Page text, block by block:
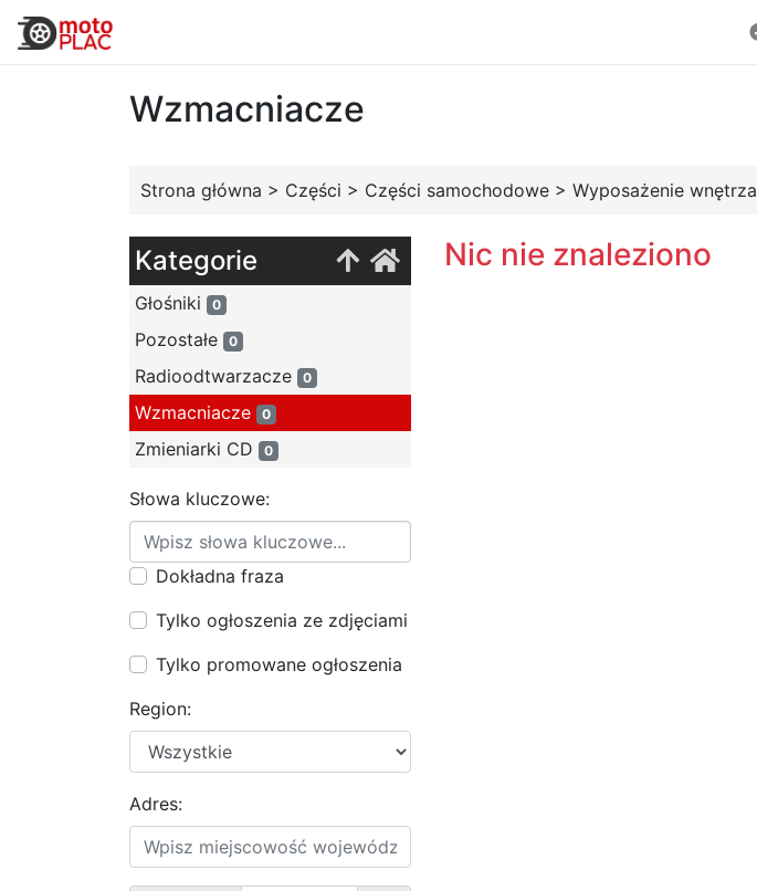
Wzmacniacze
Strona główna > Części > Części samochodowe > Wyposażenie wnętrza
Kategorie
Głośniki 0
Pozostałe 0
Radioodtwarzacze 0
Wzmacniacze 0
Zmieniarki CD 0
Słowa kluczowe:
Dokładna fraza
Tylko ogłoszenia ze zdjęciami
Tylko promowane ogłoszenia
Region:
Adres:
Nic nie znaleziono